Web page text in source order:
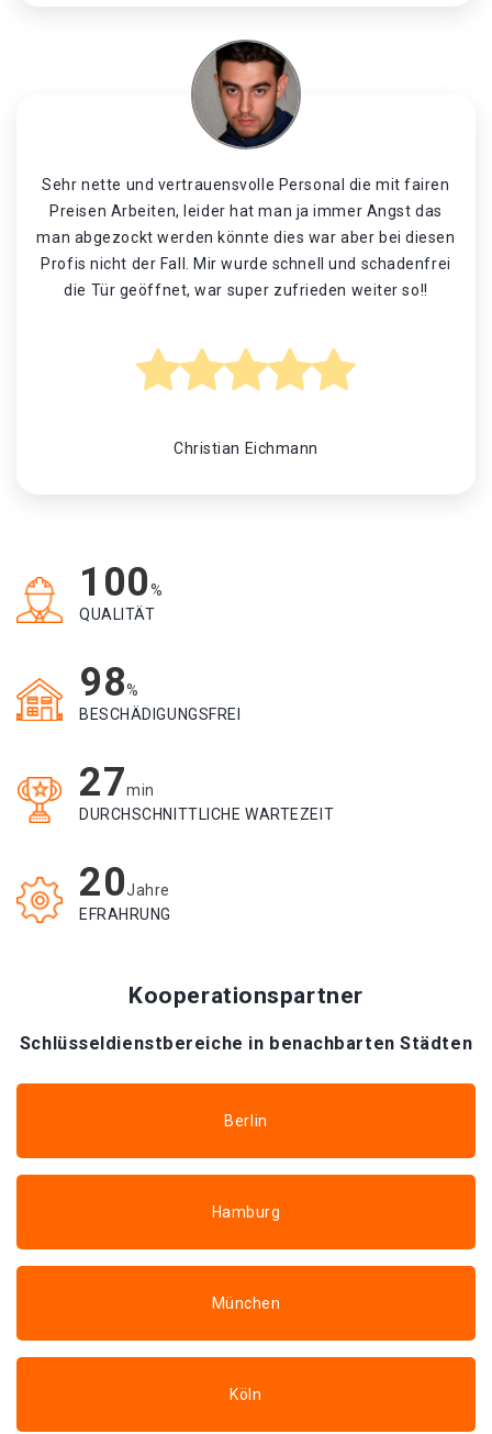
Sehr nette und vertrauensvolle Personal die mit fairen
Preisen Arbeiten, leider hat man ja immer Angst das
man abgezockt werden könnte dies war aber bei diesen
Profis nicht der Fall. Mir wurde schnell und schadenfrei
die Tür geöffnet, war super zufrieden weiter so!!
Christian Eichmann
100%
QUALITÄT
98%
BESCHÄDIGUNGSFREI
27min
DURCHSCHNITTLICHE WARTEZEIT
20Jahre
EFRAHRUNG
Kooperationspartner
Schlüsseldienstbereiche in benachbarten Städten
Berlin
Hamburg
München
Köln